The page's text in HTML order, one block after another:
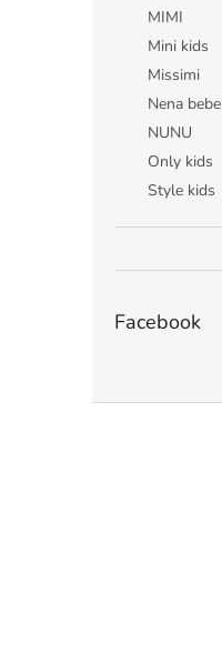
MIMI
Mini kids
Missimi
Nena bebe
NUNU
Only kids
Style kids
Facebook